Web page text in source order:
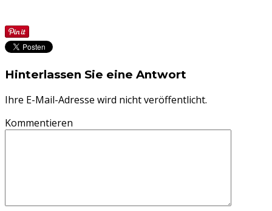
Hinterlassen Sie eine Antwort
Ihre E-Mail-Adresse wird nicht veröffentlicht.
Kommentieren